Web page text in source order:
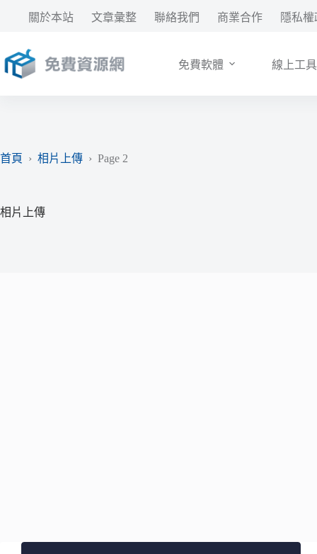
要
內
關於本站 文章彙整 聯絡我們 商業合作 隱私
免費軟體 線上工具
首頁 › 相片上傳 › Page 2
相片上傳